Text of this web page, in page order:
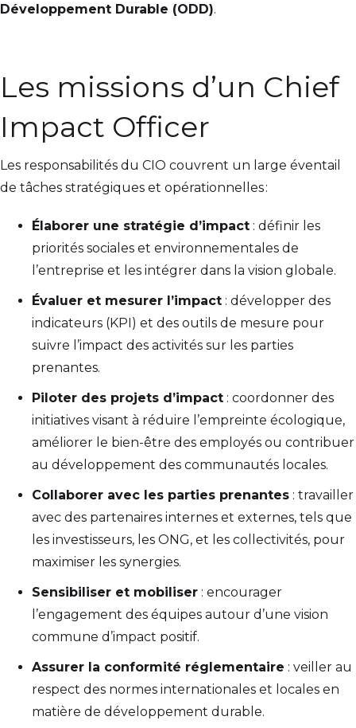
Développement Durable (ODD).
Les missions d’un Chief
Impact Officer
Les responsabilités du CIO couvrent un large éventail
de tâches stratégiques et opérationnelles :
Élaborer une stratégie d’impact : définir les
priorités sociales et environnementales de
l’entreprise et les intégrer dans la vision globale.
Évaluer et mesurer l’impact : développer des
indicateurs (KPI) et des outils de mesure pour
suivre l’impact des activités sur les parties
prenantes.
Piloter des projets d’impact : coordonner des
initiatives visant à réduire l’empreinte écologique,
améliorer le bien-être des employés ou contribuer
au développement des communautés locales.
Collaborer avec les parties prenantes : travailler
avec des partenaires internes et externes, tels que
les investisseurs, les ONG, et les collectivités, pour
maximiser les synergies.
Sensibiliser et mobiliser : encourager
l’engagement des équipes autour d’une vision
commune d’impact positif.
Assurer la conformité réglementaire : veiller au
respect des normes internationales et locales en
matière de développement durable.